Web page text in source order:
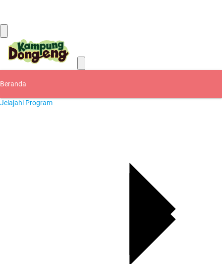
Beranda
Jelajahi Program